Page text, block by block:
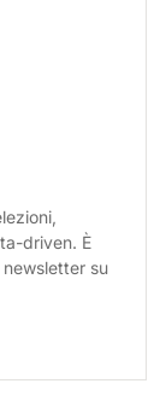
driven. È
su